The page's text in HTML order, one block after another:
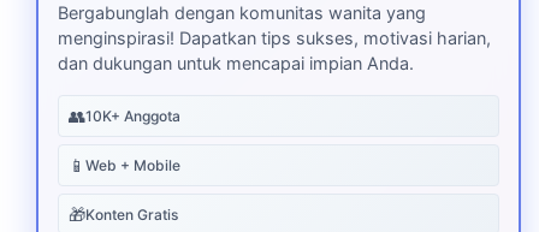
Bergabunglah dengan komunitas wanita yang
menginspirasi! Dapatkan tips sukses, motivasi harian,
dan dukungan untuk mencapai impian Anda.
👥10K+ Anggota
📱 Web + Mobile
🎁Konten Gratis